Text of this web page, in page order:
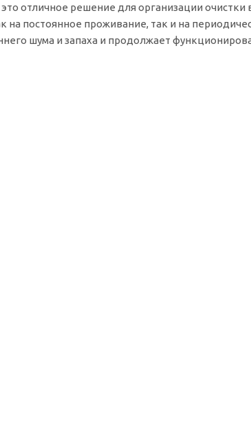
это отличное решение для организации
на постоянное проживание, так и на
шума и запаха и продолжает